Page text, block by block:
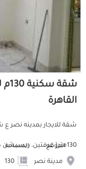
القاهرة
شقة للايجار بمدينه نصر ع
130متر( غرفتين، ريسبشن كبير ، مطبخ، ح... الموقع
مدينة نصر
المساحة